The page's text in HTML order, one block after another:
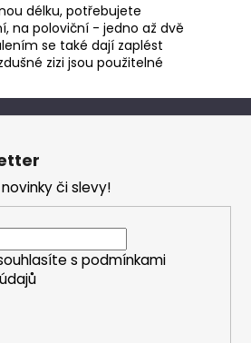
délku, potřebujete
na poloviční - jedno až dvě
se také dají zaplést
zizi jsou použitelné
či slevy!
s podmínkami